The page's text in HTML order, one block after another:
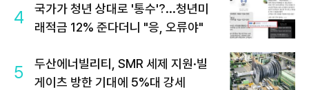
4
국가가 청년 상대로 '통수'?...청년미
래적금 12% 준다더니 "응, 오류야"
5
두산에너빌리티, SMR 세제 지원·빌
게이츠 방한 기대에 5%대 강세